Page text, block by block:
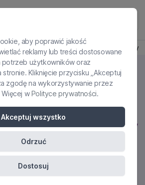
Produkt jest dostępny
ZABURZEŃ
-
DLA SPECJALISTÓW
szkolenie online
aby poprawić jakość
reklamy lub treści dostosowane
potrzeb użytkowników oraz
stronie. Kliknięcie przycisku „Akceptuj
zgodę na wykorzystywanie przez
wPolityce prywatności.
Akceptuj wszystko
Odrzuć
Dostosuj